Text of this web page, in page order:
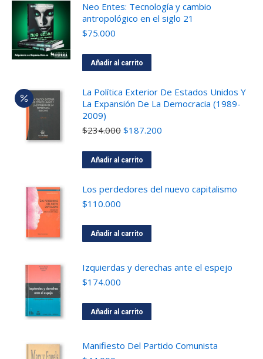
Neo Entes: Tecnología y cambio
antropológico en el siglo 21
$75.000
Añadir al carrito
La Política Exterior De Estados Unidos Y
La Expansión De La Democracia (1989-
2009)
$234.000 $187.200
Añadir al carrito
Los perdedores del nuevo capitalismo
$110.000
Añadir al carrito
Izquierdas y derechas ante el espejo
$174.000
Añadir al carrito
Manifiesto Del Partido Comunista